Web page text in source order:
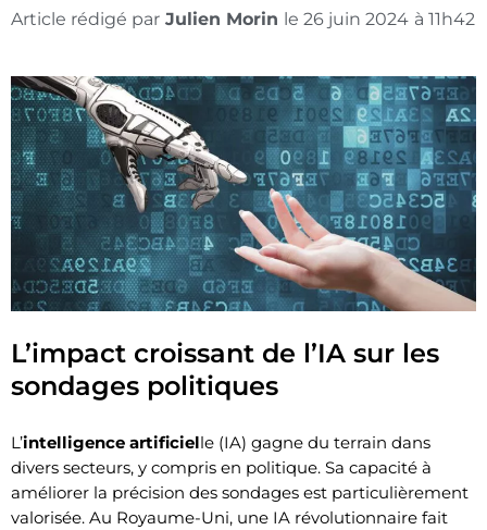
Article rédigé par Julien Morin le 26 juin 2024 à 11h42
L’impact croissant de l’IA sur les
sondages politiques
L’intelligence artificielle (IA) gagne du terrain dans
divers secteurs, y compris en politique. Sa capacité à
améliorer la précision des sondages est particulièrement
valorisée. Au Royaume-Uni, une IA révolutionnaire fait